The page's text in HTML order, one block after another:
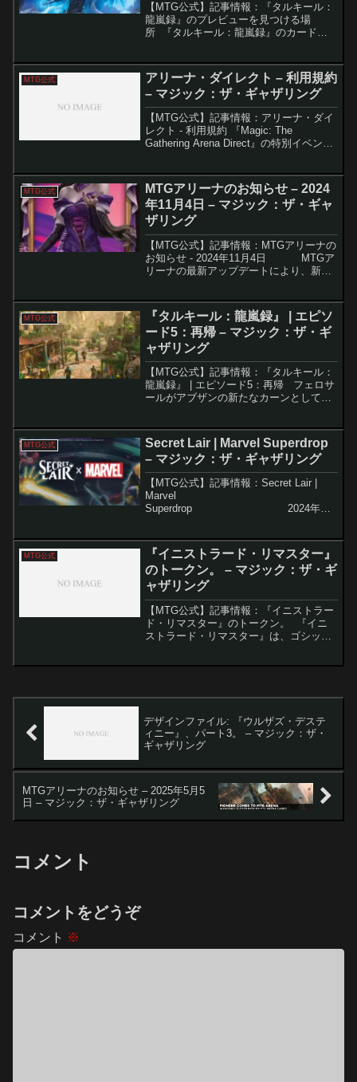
【MTG公式】記事情報：『タルキール：
龍嵐録』のプレビューを見つける場
所 『タルキール：龍嵐録』のカードプ
す。セットにはドラゴンや復活した氏
族、多元宇宙を揺るがす嵐が...
MTG公式
アリーナ・ダイレクト – 利用規約
– マジック：ザ・ギャザリング
【MTG公式】記事情報：アリーナ・ダイ
レクト - 利用規約 『Magic: The
Gathering Arena Direct』の特別イベント
ーションズ』...
MTG公式
MTGアリーナのお知らせ – 2024
年11月4日 – マジック：ザ・ギャ
ザリング
【MTG公式】記事情報：MTGアリーナの
お知らせ - 2024年11月4日 MTGア
リーナの最新アップデートにより、新セ
アセットの管理方法など、多く...
MTG公式
『タルキール：龍嵐録』 | エピソ
ード5：再帰 – マジック：ザ・ギ
ャザリング
【MTG公式】記事情報：『タルキール：
龍嵐録』 | エピソード5：再帰 フェロサ
ールがアブザンの新たなカーンとして即
験を持ちながらも、その立場に甘んじる
ことなく、全...
MTG公式
Secret Lair | Marvel Superdrop
– マジック：ザ・ギャザリング
【MTG公式】記事情報：Secret Lair |
Marvel
Superdrop 2024年の
MTG公式
『イニストラード・リマスター』
のトークン。 – マジック：ザ・ギ
ャザリング
【MTG公式】記事情報：『イニストラー
ド・リマスター』のトークン。 『イニ
ストラード・リマスター』は、ゴシック
デザインファイル: 『ウルザズ・デステ
ィニー』、パート3。 – マジック：ザ・
ギャザリング
MTGアリーナのお知らせ – 2025年5月5
日 – マジック：ザ・ギャザリング
コメント
コメントをどうぞ
コメント ※